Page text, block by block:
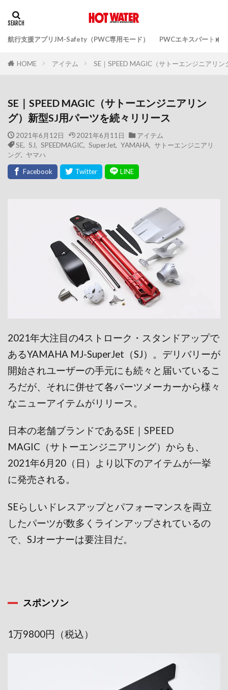
航行支援アプリJM-Safety（PWC専用モード） PWCエキスパートガ
HOME アイテム SE｜SPEED MAGIC（サトーエンジニアリ
SE｜SPEED MAGIC（サトーエンジニアリン
グ）新型SJ用パーツを続々リリース
2021年6月12日 2021年6月11日
アイテム
SE, SJ SPEEDMAGIC, SuperJet, YAMAHA
サトーエンジニアリ
ング
ヤマハ
2021年大注目の4ストローク・スタンドアップで
あるYAMAHA MJ-SuperJet（SJ）。デリバリーが
開始されユーザーの手元にも続々と届いているこ
ろだが、それに併せて各パーツメーカーから様々
なニューアイテムがリリース。
日本の老舗ブランドであるSE｜SPEED
MAGIC（サトーエンジニアリング）からも、
2021年6月20（日）より以下のアイテムが一挙
に発売される。
SEらしいドレスアップとパフォーマンスを両立
したパーツが数多くラインアップされているの
で、SJオーナーは要注目だ。
スポンソン
1万9800円（税込）